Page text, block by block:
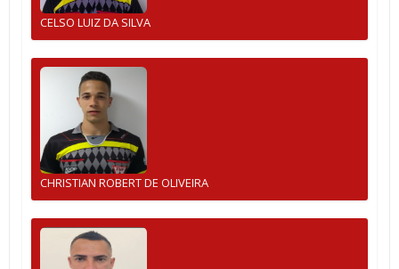
CELSO LUIZ DA SILVA
CHRISTIAN ROBERT DE OLIVEIRA